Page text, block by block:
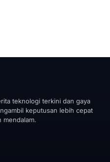
teknologi terkini dan gaya
keputusan lebih cepat
mendalam.